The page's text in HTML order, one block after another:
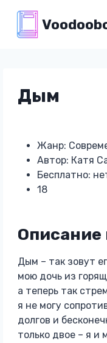
содержимому
Дым
Жанр:
Автор: Катя
Бесплатно:
18
Дым – так зовут
мою дочь из
а теперь так
я не могу
долгов и
только двое – я и